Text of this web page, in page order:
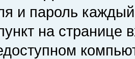
и пароль
на